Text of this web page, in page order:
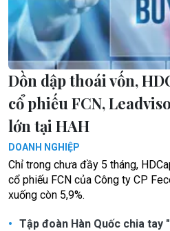
Dồn dập thoái vốn,
cổ phiếu FCN,
lớn tại HAH
DOANH NGHIỆP
Chỉ trong chưa đầy 5 tháng,
cổ phiếu FCN của Công ty CP
xuống còn 5,9%.
Tập đoàn Hàn Quốc chia tay